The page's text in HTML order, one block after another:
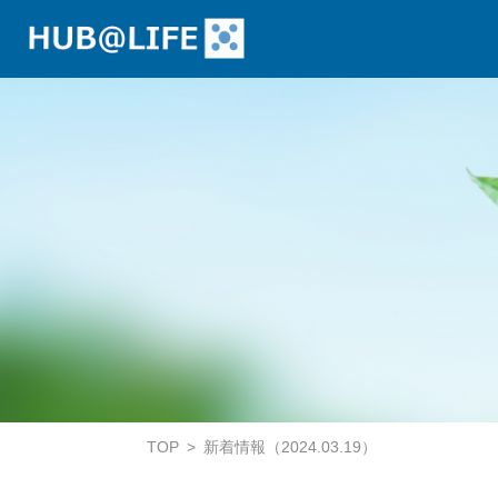
TOP 新着情報（2024.03.19）